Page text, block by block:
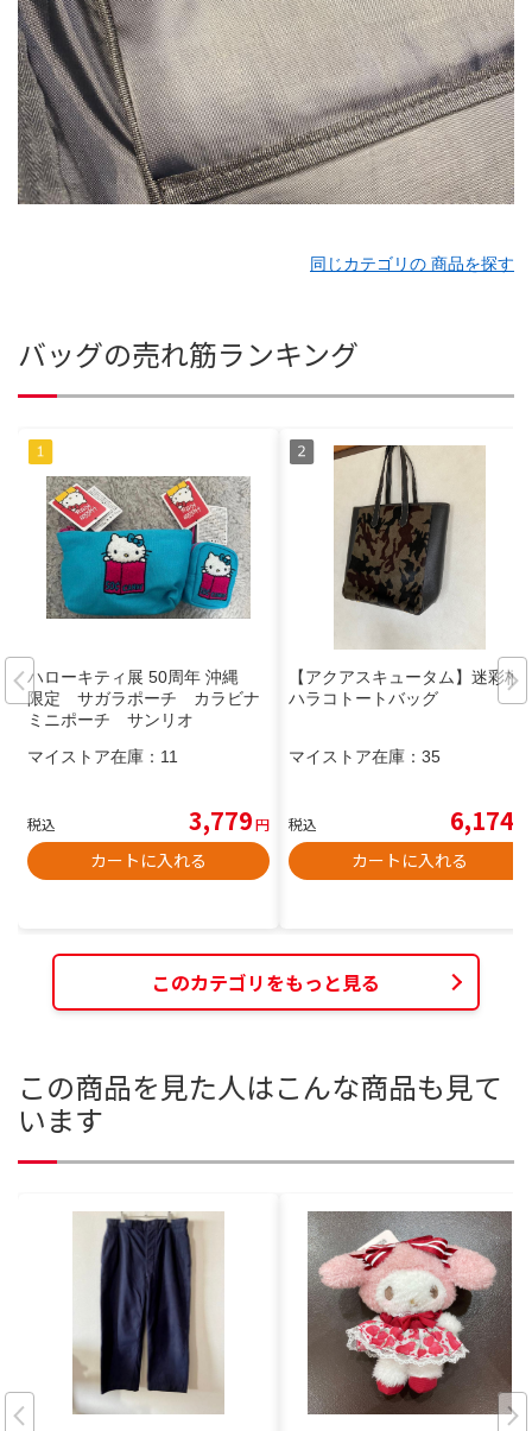
同じカテゴリの 商品を探す
バッグの売れ筋ランキング
ハローキティ展 50周年 沖縄
限定 サガラポーチ カラビナ
ミニポーチ サンリオ
マイストア在庫： 11
税込 3,779円
カートに入れる
【アクアスキュータム】迷彩柄
ハラコトートバッグ
マイストア在庫： 35
税込 6,174
カートに入れる
このカテゴリをもっと見る
この商品を見た人はこんな商品も見て
います